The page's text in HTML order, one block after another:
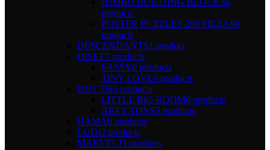
products
POSTER PUZZLES 200 PIEZAS0
products
DESCENDANTS1 product
DISET7 products
SASSY0 products
TINY LOVE0 products
DJECO65 products
LITTLE BIG ROOM0 products
ARTY TOYS3 products
HAMA0 products
LUDI2 products
MARVEL11 products